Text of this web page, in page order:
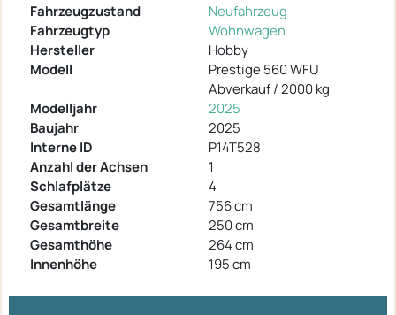
Fahrzeugzustand
Neufahrzeug
Fahrzeugtyp
Wohnwagen
Hersteller
Hobby
Modell
Prestige 560 WFU
Abverkauf / 2000 kg
Modelljahr
2025
Baujahr
2025
Interne ID
P14T528
Anzahl der Achsen
1
Schlafplätze
4
Gesamtlänge
756 cm
Gesamtbreite
250 cm
Gesamthöhe
264 cm
Innenhöhe
195 cm